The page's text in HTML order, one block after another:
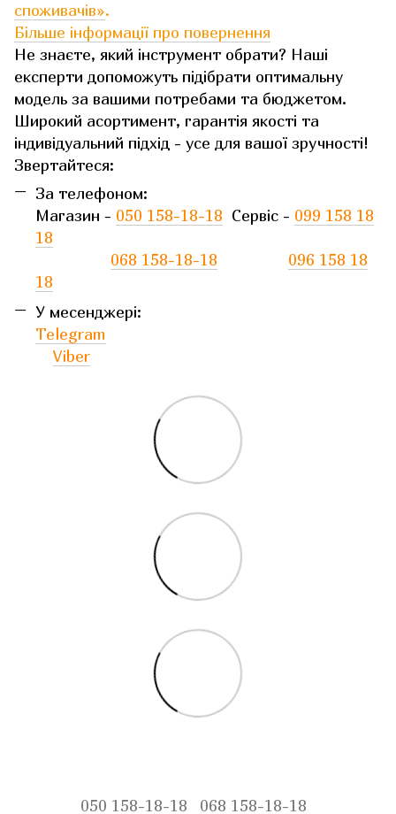
споживачів».
Більше інформації про повернення
Не знаєте, який інструмент обрати? Наші
експерти допоможуть підібрати оптимальну
модель за вашими потребами та бюджетом.
Широкий асортимент, гарантія якості та
індивідуальний підхід - усе для вашої зручності!
Звертайтеся:
За телефоном:
Магазин - 050 158-18-18 Сервіс - 099 158 18
18
068 158-18-18
096 158 18
18
У месенджері:
Telegram
Viber
050 158-18-18 068 158-18-18